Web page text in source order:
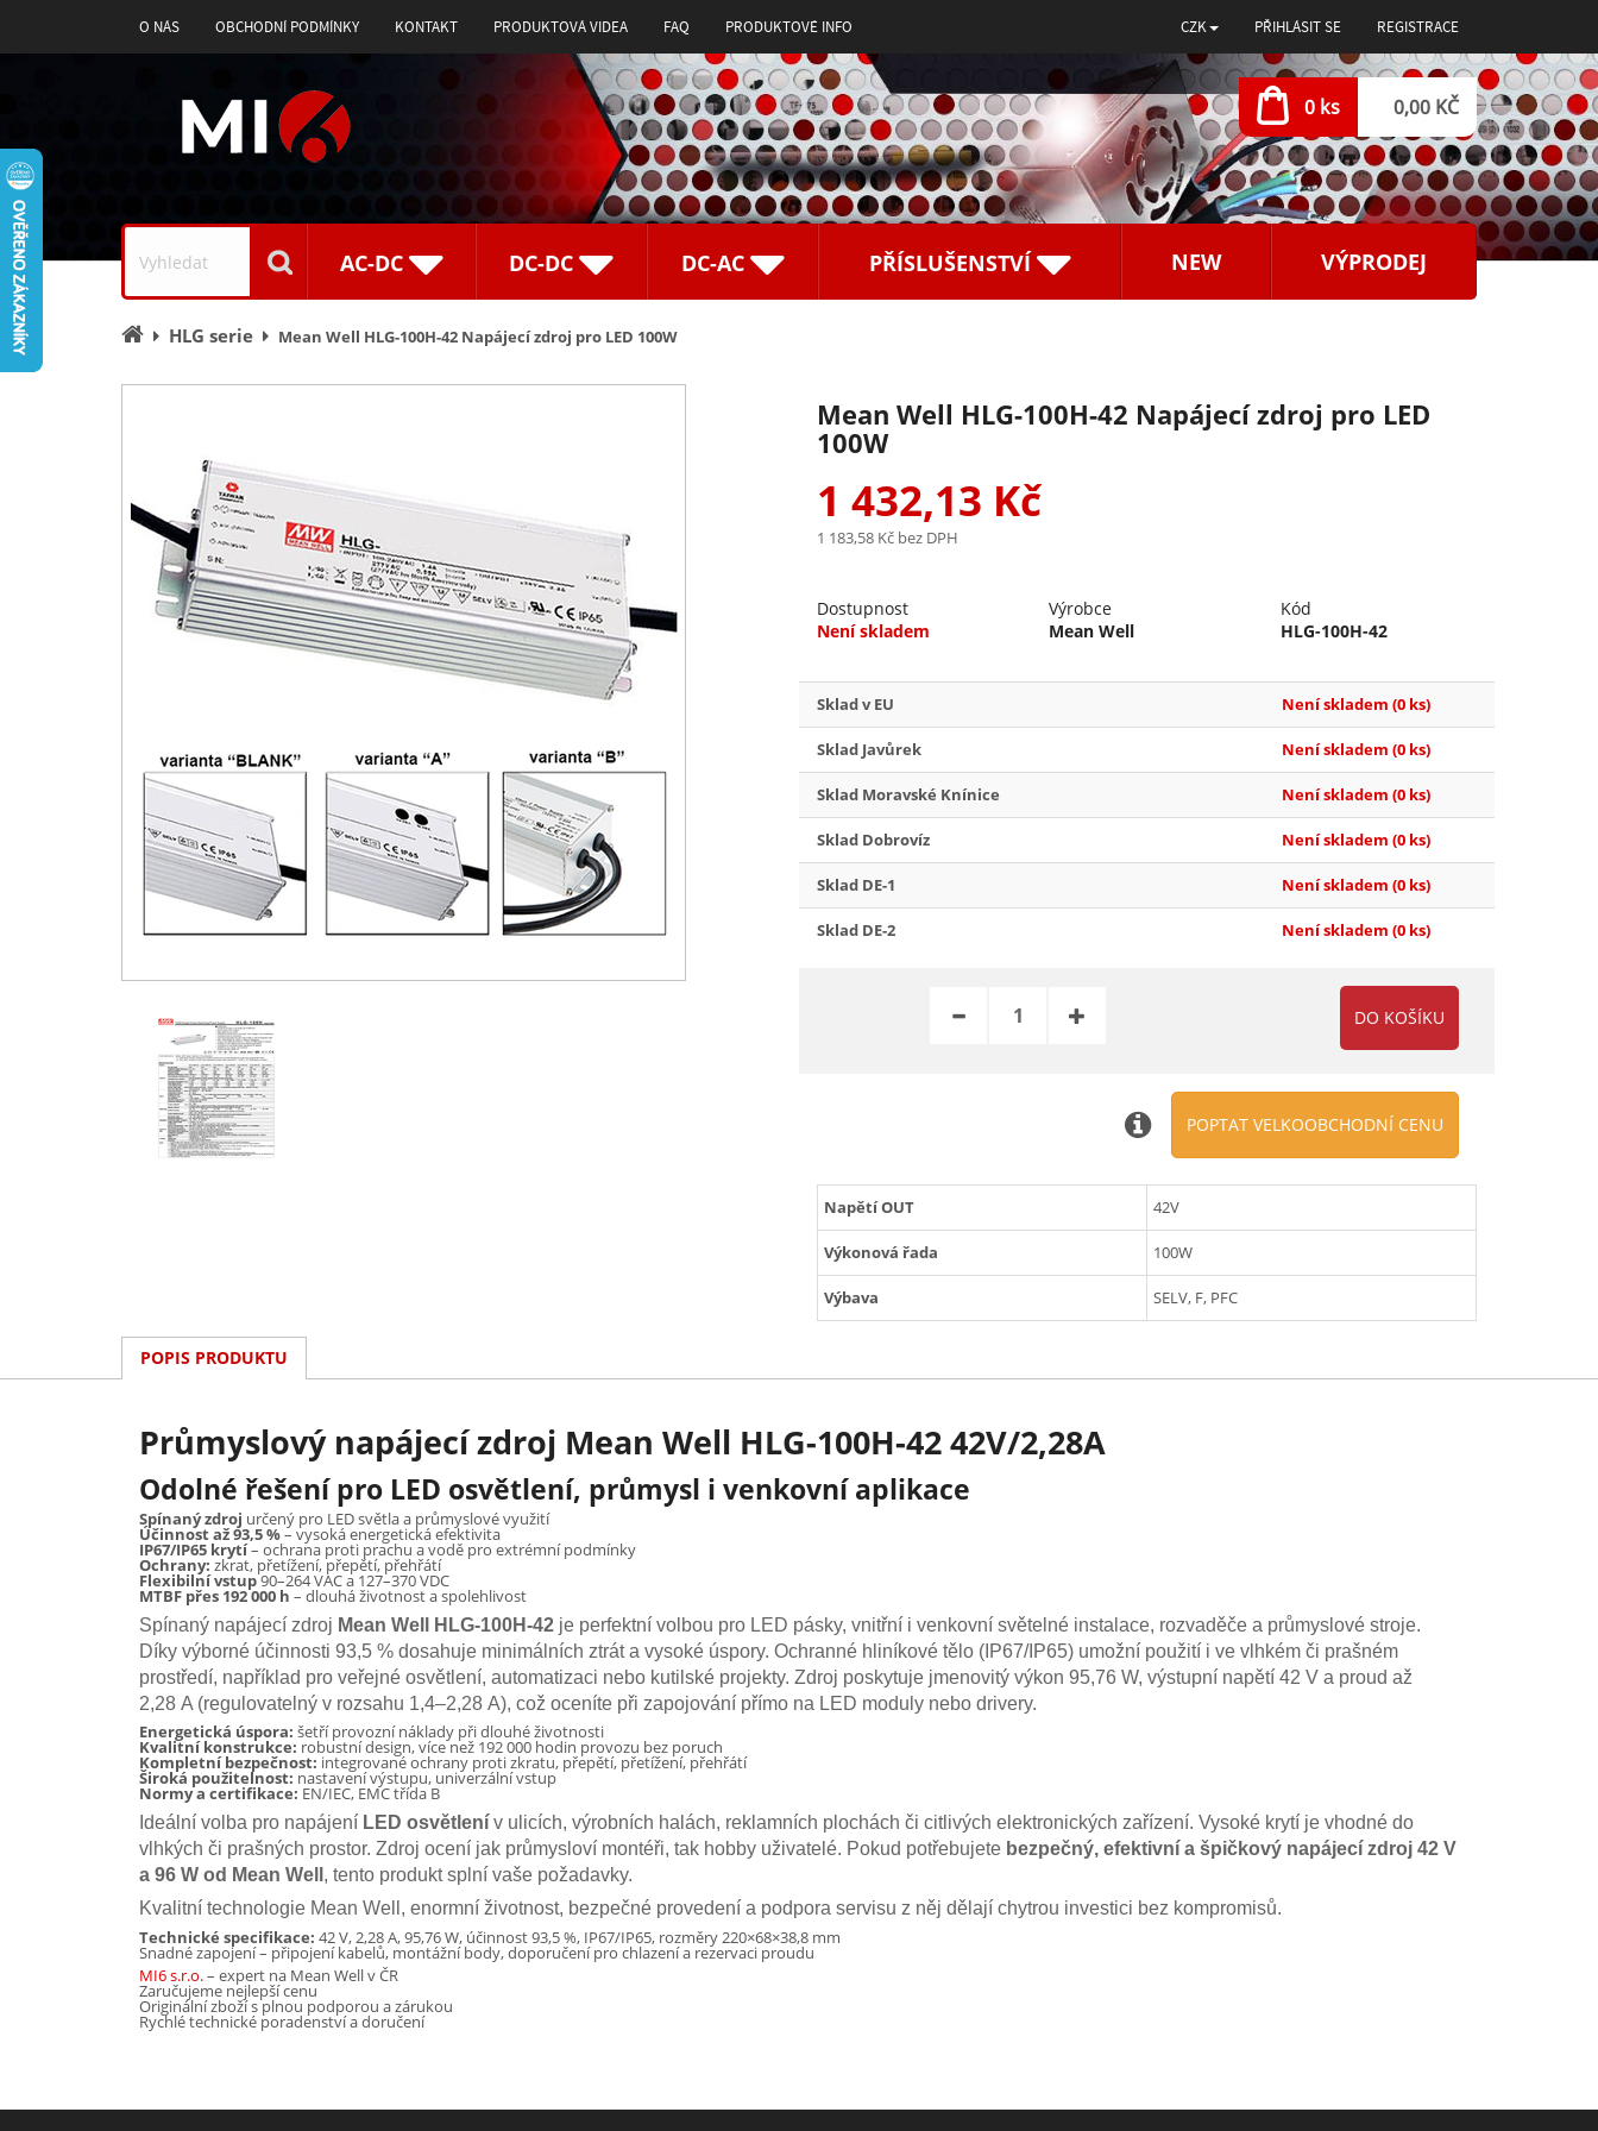
O NÁS OBCHODNÍ PODMÍNKY KONTAKT PRODUKTOVÁ VIDEA FAQ PRODUKTOVÉ INFO CZK PŘIHLÁSIT SE REGISTRACE
0 ks 0,00 KČ
Vyhledávání
AC-DC DC-DC DC-AC PŘÍSLUŠENSTVÍ NEW VÝPRODEJ
ÚvodníHLG serie Mean Well HLG-100H-42 Napájecí zdroj pro LED 100W
Mean Well HLG-100H-42 Napájecí zdroj pro LED
100W
1 432,13 Kč
1 183,58 Kč bez DPH
Dostupnost
Není skladem
Výrobce
Mean Well
Kód
HLG-100H-42
Sklad v EU Není skladem (0 ks)
Sklad Javůrek Není skladem (0 ks)
Sklad Moravské Knínice Není skladem (0 ks)
Sklad Dobrovíz Není skladem (0 ks)
Sklad DE-1 Není skladem (0 ks)
Sklad DE-2 Není skladem (0 ks)
POPTAT VELKOOBCHODNÍ CENU
Napětí OUT 42V
Výkonová řada 100W
Výbava SELV, F, PFC
POPIS PRODUKTU
Průmyslový napájecí zdroj Mean Well HLG-100H-42 42V/2,28A
Odolné řešení pro LED osvětlení, průmysl i venkovní aplikace
Spínaný zdroj určený pro LED světla a průmyslové využití
Účinnost až 93,5 %– vysoká energetická efektivita
IP67/IP65 krytí– ochrana proti prachu a vodě pro extrémní podmínky
Ochrany: zkrat, přetížení, přepětí, přehřátí
Flexibilní vstup90–264 VAC a 127–370 VDC
MTBF přes 192 000 h – dlouhá životnost a spolehlivost
Spínaný napájecí zdroj Mean Well HLG-100H-42 je perfektní volbou pro LED pásky, vnitřní i venkovní světelné instalace, rozvaděče a průmyslové stroje.
Díky výborné účinnosti 93,5 % dosahuje minimálních ztrát a vysoké úspory. Ochranné hliníkové tělo (IP67/IP65) umožní použití i ve vlhkém či prašném
prostředí, například pro veřejné osvětlení, automatizaci nebo kutilské projekty. Zdroj poskytuje jmenovitý výkon 95,76 W, výstupní napětí 42 V a proud až
2,28 A (regulovatelný v rozsahu 1,4–2,28 A), což oceníte při zapojování přímo na LED moduly nebo drivery.
Energetická úspora: šetří provozní náklady při dlouhé životnosti
Kvalitní konstrukce: robustní design, více než 192 000 hodin provozu bez poruch
Kompletní bezpečnost: integrované ochrany proti zkratu, přepětí, přetížení, přehřátí
Široká použitelnost: nastavení výstupu, univerzální vstup
Normy a certifikace: EN/IEC, EMC třída B
Ideální volba pro napájení LED osvětlení v ulicích, výrobních halách, reklamních plochách či citlivých elektronických zařízení. Vysoké krytí je vhodné do
vlhkých či prašných prostor. Zdroj ocení jak průmysloví montéři, tak hobby uživatelé. Pokud potřebujete bezpečný, efektivní a špičkový napájecí zdroj 42 V
a 96 W od Mean Well , tento produkt splní vaše požadavky.
Kvalitní technologie Mean Well, enormní životnost, bezpečné provedení a podpora servisu z něj dělají chytrou investici bez kompromisů.
Technické specifikace: 42 V, 2,28 A, 95,76 W, účinnost 93,5 %, IP67/IP65, rozměry 220×68×38,8 mm
Snadné zapojení – připojení kabelů, montážní body, doporučení pro chlazení a rezervaci proudu
MI6 s.r.o.– expert na Mean Well v ČR
Zaručujeme nejlepší cenu
Originální zboží s plnou podporou a zárukou
Rychlé technické poradenství a doručení